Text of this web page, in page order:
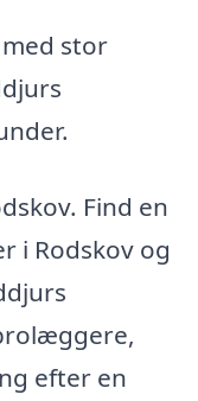
stor
Find en
i Rodskov og
efter en